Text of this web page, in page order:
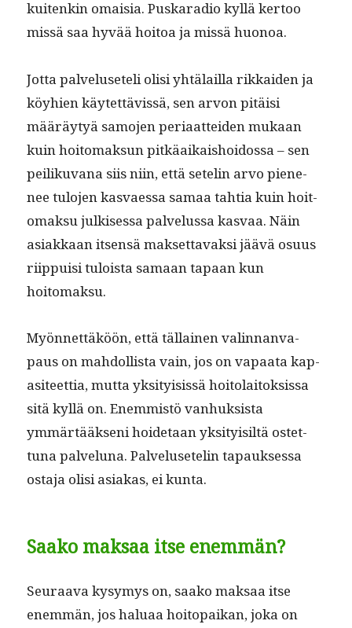
kuitenkin omaisia. Puskara­dio kyl­lä ker­too
mis­sä saa hyvää hoitoa ja mis­sä huonoa.
Jot­ta palveluseteli olisi yhtälail­la rikkaiden ja
köy­hien käytet­tävis­sä, sen arvon pitäisi
määräy­tyä samo­jen peri­aat­tei­den mukaan
kuin hoit­o­mak­sun pitkäaikaishoi­dos­sa – sen
pei­liku­vana siis niin, että setelin arvo piene­
nee tulo­jen kas­vaes­sa samaa tah­tia kuin hoit­
o­mak­su julkises­sa palvelus­sa kas­vaa. Näin
asi­akkaan itsen­sä mak­set­tavak­si jäävä osu­us
riip­puisi tuloista samaan tapaan kun
hoitomaksu.
Myön­net­täköön, että täl­lainen valin­nan­va­
paus on mah­dol­lista vain, jos on vapaa­ta kap­
a­siteet­tia, mut­ta yksi­ty­i­sis­sä hoito­laitok­sis­sa
sitä kyl­lä on. Enem­mistö van­huk­sista
ymmärtääk­seni hoide­taan yksi­ty­isiltä ostet­
tuna palvelu­na. Palvelusetelin tapauk­ses­sa
osta­ja olisi asi­akas, ei kunta.
Saako maksaa itse enemmän?
Seu­raa­va kysymys on, saako mak­saa itse
enem­män, jos halu­aa hoitopaikan, joka on